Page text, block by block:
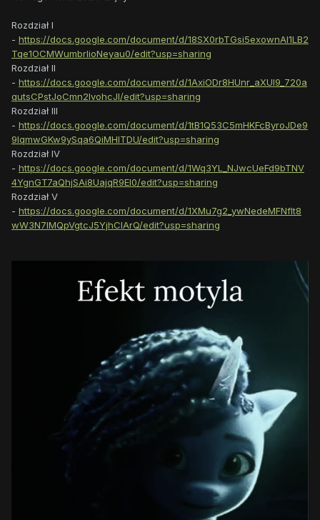
Rozdział I
- https://docs.google.com/document/d/18SX0rbTGsi5exownAI1LB2
Tqe1OCMWumbrIioNeyau0/edit?usp=sharing
Rozdział II
- https://docs.google.com/document/d/1AxiODr8HUnr_aXUI9_720a
qutsCPstJoCmn2IvohcJI/edit?usp=sharing
Rozdział III
- https://docs.google.com/document/d/1tB1Q53C5mHKFcByroJDe9
9lqmwGKw9ySqa6QiMHlTDU/edit?usp=sharing
Rozdział IV
- https://docs.google.com/document/d/1Wq3YL_NJwcUeFd9bTNV
4YgnGT7aQhjSAi8UajqR9El0/edit?usp=sharing
Rozdział V
- https://docs.google.com/document/d/1XMu7g2_ywNedeMFNflt8
wW3N7lMQpVgtcJ5YjhClArQ/edit?usp=sharing